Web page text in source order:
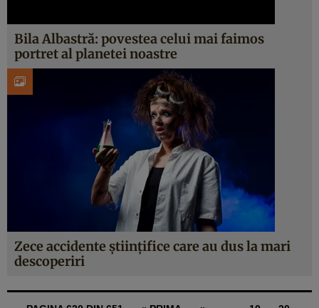
Bila Albastră: povestea celui mai faimos
portret al planetei noastre
Zece accidente ştiinţifice care au dus la mari
descoperiri